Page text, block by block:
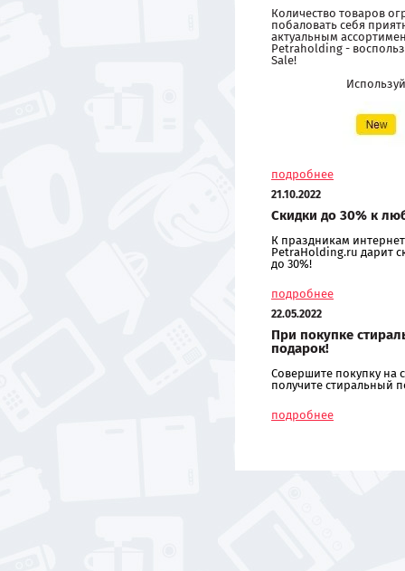
Количество товаров
побаловать себя
актуальным
Petraholding -
Sale!
подробнее
21.10.2022
Скидки до 30% к
К праздникам
PetraHolding.ru дарит
до 30%!
подробнее
22.05.2022
При покупке
подарок!
Совершите покупку на
получите стиральный
подробнее